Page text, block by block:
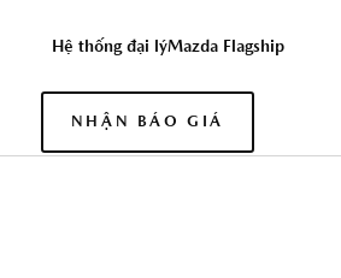
Hệ thống đại lýMazda Flagship
NHẬN BÁO GIÁ